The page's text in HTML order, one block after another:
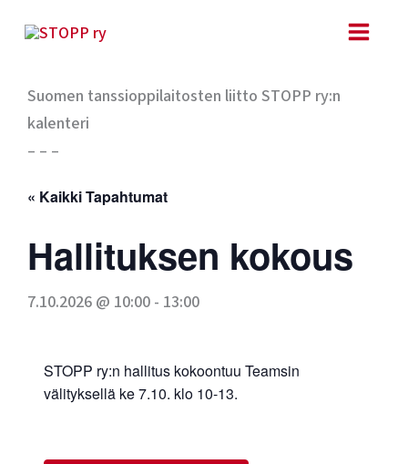
sisältöön
Suomen tanssioppilaitosten liitto STOPP ry:n
kalenteri
– – –
« Kaikki Tapahtumat
Hallituksen kokous
7.10.2026 @ 10:00- 13:00
STOPP ry:n hallitus kokoontuu Teamsin
välityksellä ke 7.10. klo 10-13.